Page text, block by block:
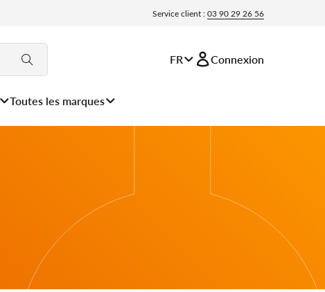
Service client :03 90 29 26 56
FR Connexion
Toutes les marques